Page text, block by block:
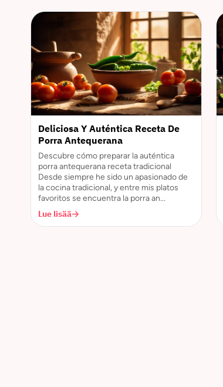
Deliciosa Y Auténtica Receta De
Porra Antequerana
Descubre cómo preparar la auténtica
porra antequerana receta tradicional
Desde siempre he sido un apasionado de
la cocina tradicional, y entre mis platos
favoritos se encuentra la porra an...
Lue lisää